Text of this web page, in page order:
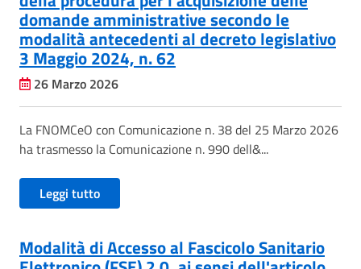
domande amministrative secondo le
modalità antecedenti al decreto legislativo
3 Maggio 2024, n. 62
26 Marzo 2026
La FNOMCeO con Comunicazione n. 38 del 25 Marzo 2026
ha trasmesso la Comunicazione n. 990 dell&...
Leggi tutto
Modalità di Accesso al Fascicolo Sanitario